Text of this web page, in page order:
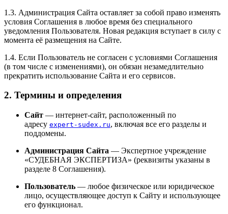
1.3. Администрация Сайта оставляет за собой право изменять
условия Соглашения в любое время без специального
уведомления Пользователя. Новая редакция вступает в силу с
момента её размещения на Сайте.
1.4. Если Пользователь не согласен с условиями Соглашения
(в том числе с изменениями), он обязан незамедлительно
прекратить использование Сайта и его сервисов.
2. Термины и определения
Сайт — интернет-сайт, расположенный по
адресу expert-sudex.ru, включая все его разделы и
поддомены.
Администрация Сайта — Экспертное учреждение
«СУДЕБНАЯ ЭКСПЕРТИЗА» (реквизиты указаны в
разделе 8 Соглашения).
Пользователь — любое физическое или юридическое
лицо, осуществляющее доступ к Сайту и использующее
его функционал.